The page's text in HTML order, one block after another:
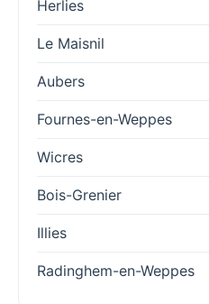
Herlies
Le Maisnil
Aubers
Fournes-en-Weppes
Wicres
Bois-Grenier
Illies
Radinghem-en-Weppes